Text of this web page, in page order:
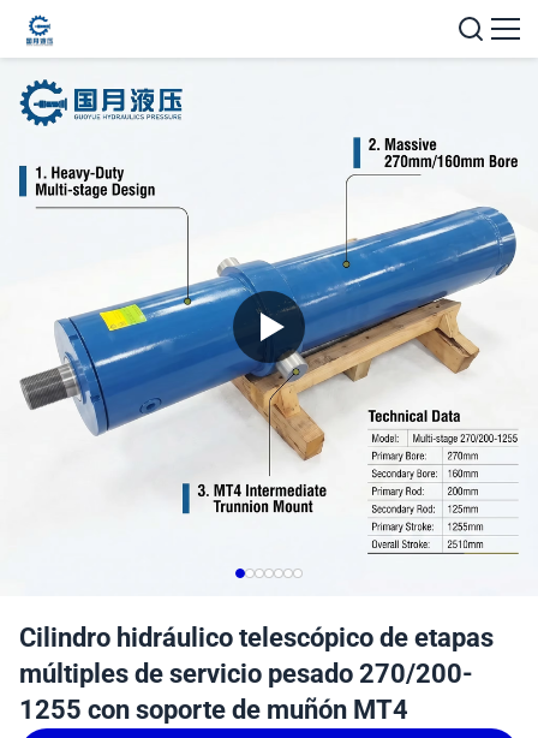
Cilindro hidráulico telescópico de etapas
múltiples de servicio pesado 270/200-
1255 con soporte de muñón MT4